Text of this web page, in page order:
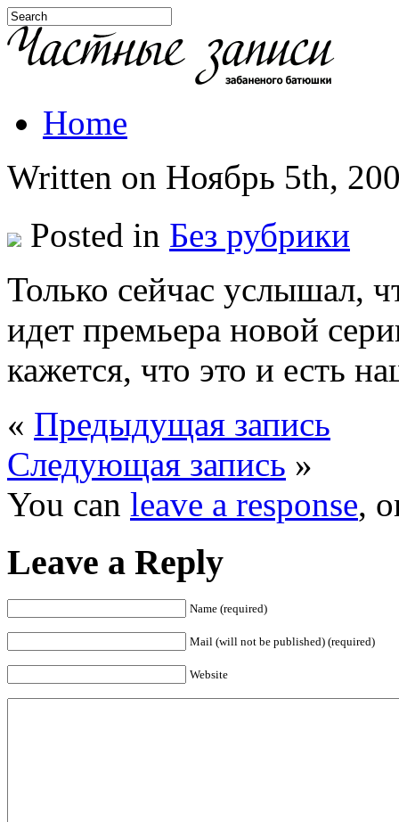
Home
Written on Ноябрь 5th,
Posted in Без рубрики
Только сейчас услышал,
идет премьера новой
кажется, что это и есть
« Предыдущая запись
Следующая запись »
You can leave a response,
Leave a Reply
Name (required)
Mail (will not be published) (required)
Website